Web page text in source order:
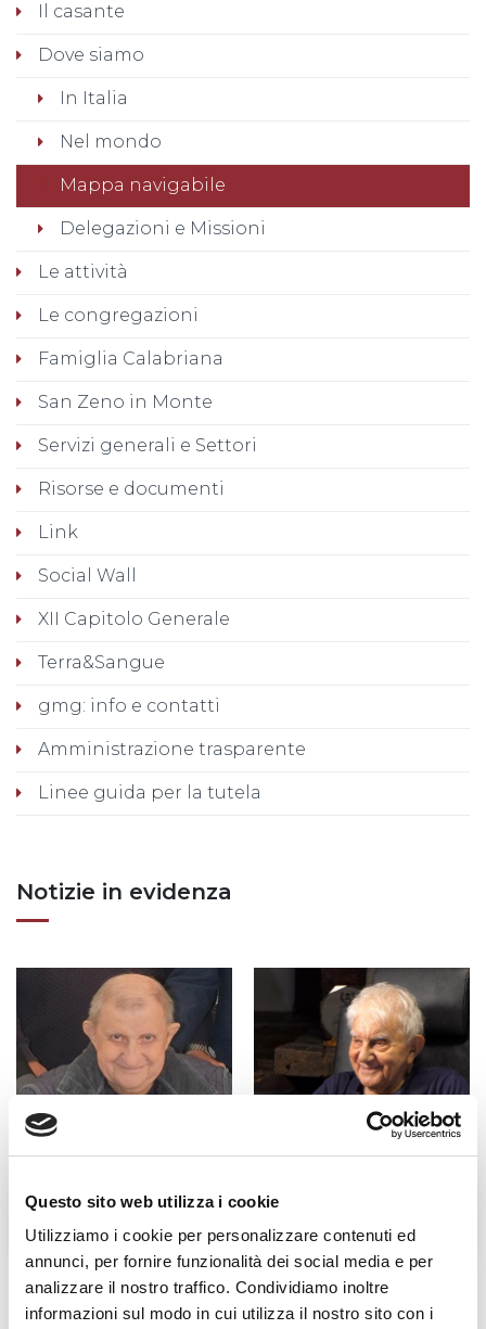
Questo sito web utilizza i cookie
Utilizziamo i cookie per personalizzare contenuti ed
annunci, per fornire funzionalità dei social media e per
analizzare il nostro traffico. Condividiamo inoltre
informazioni sul modo in cui utilizza il nostro sito con i
Il casante
Dove siamo
In Italia
Nel mondo
Mappa navigabile
Delegazioni e Missioni
Le attività
Le congregazioni
Famiglia Calabriana
San Zeno in Monte
Servizi generali e Settori
Risorse e documenti
Link
Social Wall
XII Capitolo Generale
Terra&Sangue
gmg: info e contatti
Amministrazione trasparente
Linee guida per la tutela
Notizie in evidenza
Fratel Carlo Desiderati